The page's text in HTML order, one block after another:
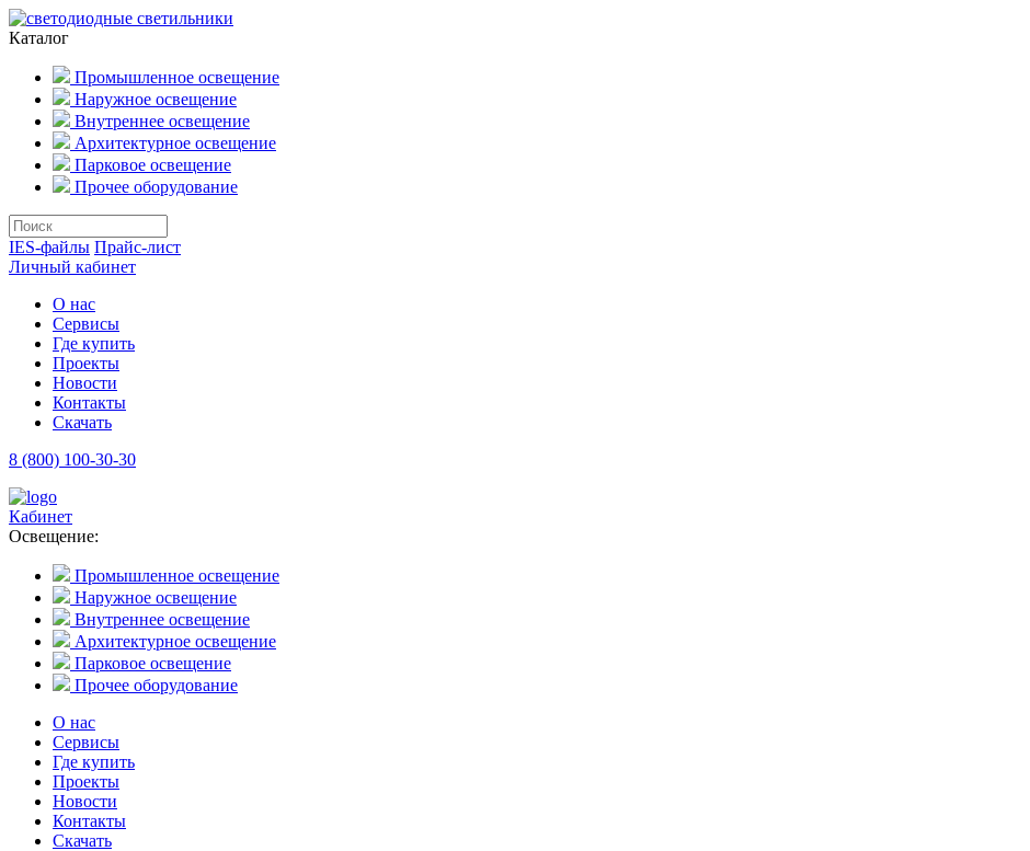
Каталог
Промышленное освещение
Наружное освещение
Внутреннее освещение
Архитектурное освещение
Парковое освещение
Прочее оборудование
IES-файлы Прайс-лист
Личный кабинет
О нас
Сервисы
Где купить
Проекты
Новости
Контакты
Скачать
8 (800) 100-30-30
Кабинет
Освещение:
Промышленное освещение
Наружное освещение
Внутреннее освещение
Архитектурное освещение
Парковое освещение
Прочее оборудование
О нас
Сервисы
Где купить
Проекты
Новости
Контакты
Скачать